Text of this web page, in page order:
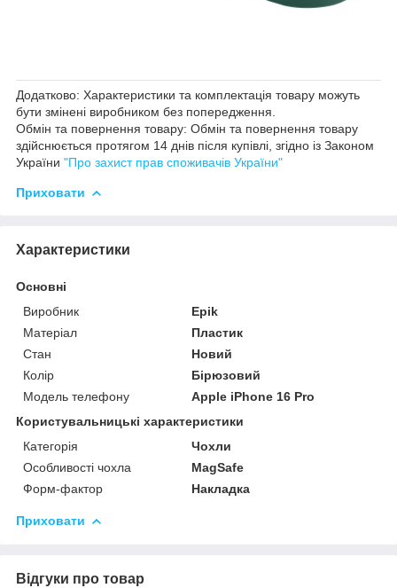
Додатково: Характеристики та комплектація товару можуть
бути змінені виробником без попередження.
Обмін та повернення товару: Обмін та повернення товару
здійснюється протягом 14 днів після купівлі, згідно із Законом
України "Про захист прав споживачів України"
Приховати
Характеристики
Основні
Виробник
Epik
Матеріал
Пластик
Стан
Новий
Колір
Бірюзовий
Модель телефону
Apple iPhone 16 Pro
Користувальницькі характеристики
Категорія
Чохли
Особливості чохла
MagSafe
Форм-фактор
Накладка
Приховати
Відгуки про товар